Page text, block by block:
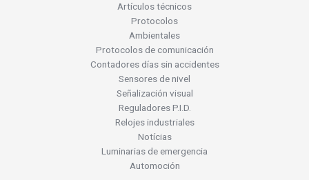
Artículos técnicos
Protocolos
Ambientales
Protocolos de comunicación
Contadores días sin accidentes
Sensores de nivel
Señalización visual
Reguladores P.I.D.
Relojes industriales
Notícias
Luminarias de emergencia
Automoción